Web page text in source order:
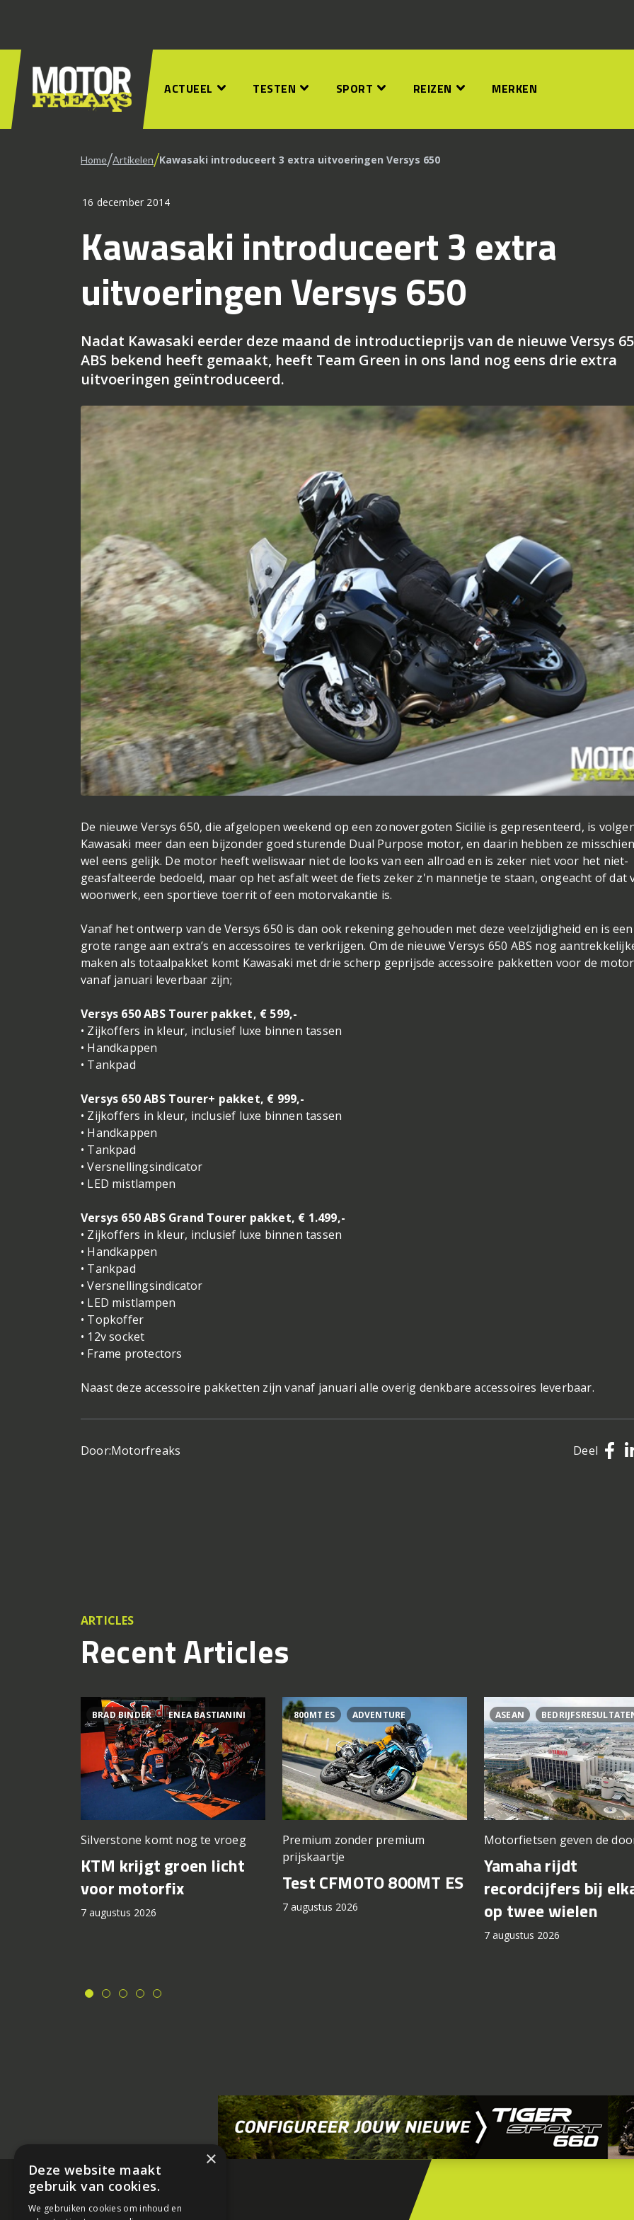
ACTUEEL TESTEN SPORT REIZEN MERKEN
Home/Artikelen/Kawasaki introduceert 3 extra uitvoeringen Versys 650
16 december 2014
Kawasaki introduceert 3 extra
uitvoeringen Versys 650
Nadat Kawasaki eerder deze maand de introductieprijs van de nieuwe Versys
ABS bekend heeft gemaakt, heeft Team Green in ons land nog eens drie extra
uitvoeringen geïntroduceerd.
De nieuwe Versys 650, die afgelopen weekend op een zonovergoten Sicilië is gepresenteerd, is
Kawasaki meer dan een bijzonder goed sturende Dual Purpose motor, en daarin hebben ze
wel eens gelijk. De motor heeft weliswaar niet de looks van een allroad en is zeker niet voor het niet-
geasfalteerde bedoeld, maar op het asfalt weet de fiets zeker z'n mannetje te staan, ongeacht of dat
woonwerk, een sportieve toerrit of een motorvakantie is.
Vanaf het ontwerp van de Versys 650 is dan ook rekening gehouden met deze veelzijdigheid en is een
grote range aan extra’s en accessoires te verkrijgen. Om de nieuwe Versys 650 ABS nog
maken als totaalpakket komt Kawasaki met drie scherp geprijsde accessoire pakketten voor de
vanaf januari leverbaar zijn;
Versys 650 ABS Tourer pakket, € 599,-
• Zijkoffers in kleur, inclusief luxe binnen tassen
• Handkappen
• Tankpad
Versys 650 ABS Tourer+ pakket, € 999,-
• Zijkoffers in kleur, inclusief luxe binnen tassen
• Handkappen
• Tankpad
• Versnellingsindicator
• LED mistlampen
Versys 650 ABS Grand Tourer pakket, € 1.499,-
• Zijkoffers in kleur, inclusief luxe binnen tassen
• Handkappen
• Tankpad
• Versnellingsindicator
• LED mistlampen
• Topkoffer
• 12v socket
• Frame protectors
Naast deze accessoire pakketten zijn vanaf januari alle overig denkbare accessoires leverbaar.
Door:Motorfreaks Deel
ARTICLES
Recent Articles
BRAD BINDER ENEA BASTIANINI
Silverstone komt nog te vroeg
KTM krijgt groen licht
voor motorfix
7 augustus 2026
800MT ES ADVENTURE
Premium zonder premium
prijskaartje
Test CFMOTO 800MT ES
7 augustus 2026
ASEAN
Motorfietsen geven de
Yamaha rijdt
recordcijfers bij
op twee wielen
7 augustus 2026
×
Deze website maakt
gebruik van cookies.
We gebruiken cookies om inhoud en